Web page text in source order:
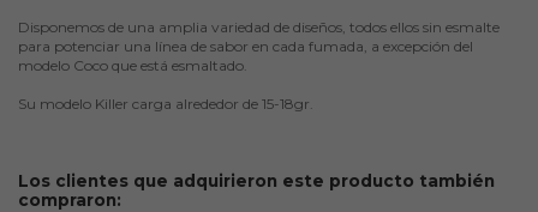
Disponemos de una amplia variedad de diseños, todos ellos sin esmalte
para potenciar una línea de sabor en cada fumada, a excepción del
modelo Coco que está esmaltado.
Su modelo Killer carga alrededor de 15-18gr.
Los clientes que adquirieron este producto también
compraron: